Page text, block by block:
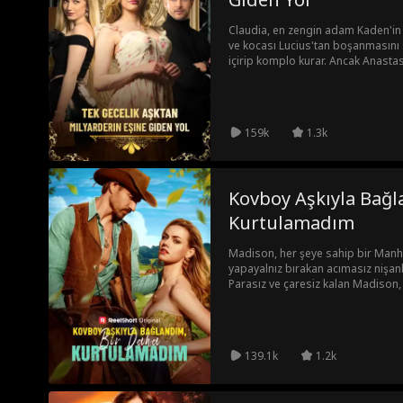
Claudia, en zengin adam Kaden'in
ve kocası Lucius'tan
içirip komplo kurar. Ancak
ilgilenmek üzere eve
habersizdir. Sonunda Claudia'nın
159k 1.3k
Kovboy Aşkıyla
Kurtulamadım
Madison, her şeye sahip bir
yapayalnız bırakan acımasız
Parasız ve çaresiz kalan
çizmeleriyle takas ediyor;
dizginlerini eline alıyor.
139.1k 1.2k